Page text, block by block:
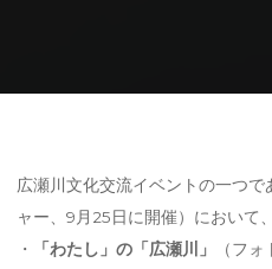
広瀬川文化交流イベントの一つ
ャー、9月25日に開催）において、
・
「わたし」の「広瀬川」
（フ